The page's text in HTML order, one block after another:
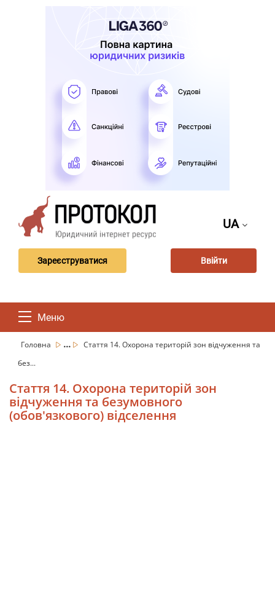
UA
Зареєструватися Ввійти
Меню
Головна ...
Стаття 14. Охорона територій зон відчуження та
без...
Стаття 14. Охорона територій зон
відчуження та безумовного
(обов'язкового) відселення